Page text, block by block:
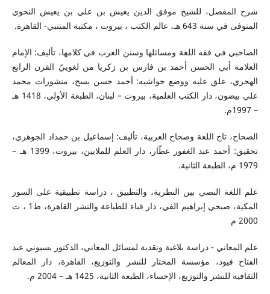
شرح المفصل، للشيخ موفق الدين يعيش بن علي بن يعيش النحوي
المتوفى في سنة 643 هـ، عالم الكتب ، بيروت ، مكتبة المتنبي- القاهرة.
الصاحبي في فقه اللغة ومسائلها وسنن العرب في كلامها، تأليف: الإمام
العلامة أبي الحسن أحمد بن فارس بن زكريا من لغوييّ القرن الرابع
الهجري، علق عليه ووضع حواشيه: أحمد حسن بسح، منشورات محمد
علي بيضون، دار الكتب العلمية، بيروت – لبنان، الطبعة الأولى، 1418 هـ
– 1997م.
الصحاح، تاج اللغة وصحاح العربية، تأليف: إسماعيل بن حمذاد الجوهري،
تحقيق: أحمد عبد الغفور عطّار، دار العلم للملايين، بيروت، 1399 هـ –
1979 م، الطبعة الثانية.
علم اللغة النصي بين النظرية، والتطبيق ، دراسة تطبيقية على السور
المكية، صبحي إبراهيم الفي، دار قباء للطباعة والنشر القاهرة، ط1 ، ت
2000 م
علم المعاني - دراسة بلاغية ونقدية لمسائل المعاني، الدكتور بسيوني عبد
الفتاح فيود، مؤسسة المختار للنشر والتوزيع، القاهرة، دار المعالم
الثقافية للنشر والتوزيع، الإحساء، الطبعة الثانية، 1425 هـ – 2004 م.